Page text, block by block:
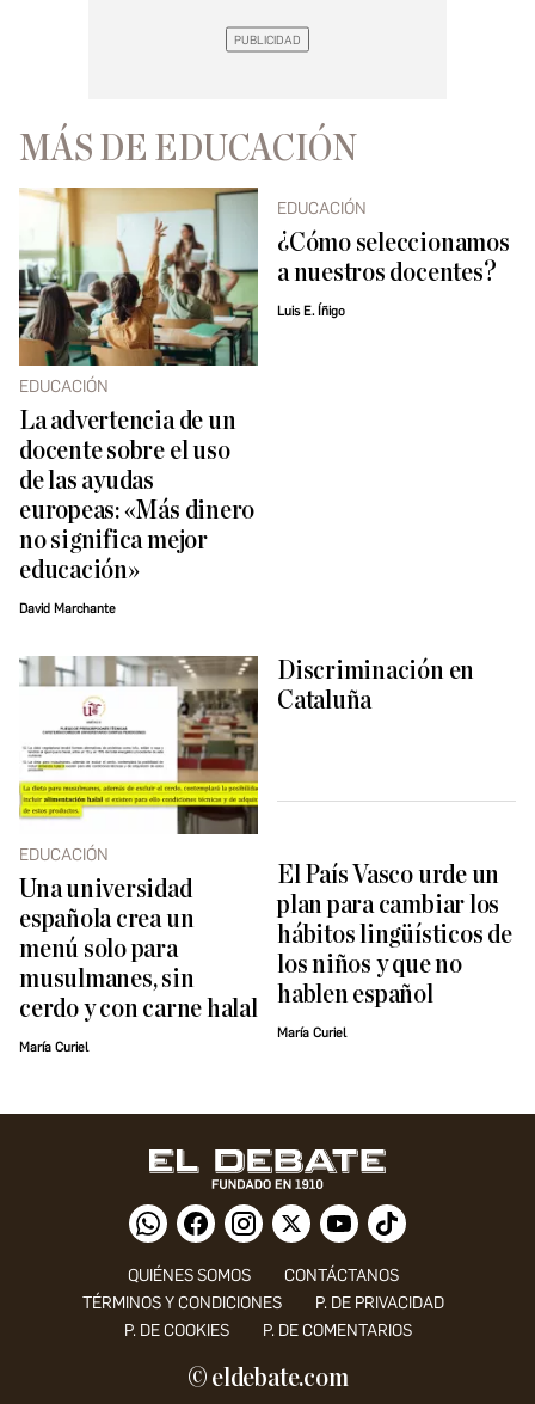
MÁS DE EDUCACIÓN
EDUCACIÓN
La advertencia de un
docente sobre el uso
de las ayudas
europeas: «Más dinero
no significa mejor
educación»
David Marchante
EDUCACIÓN
¿Cómo seleccionamos
a nuestros docentes?
Luis E. Íñigo
EDUCACIÓN
Una universidad
española crea un
menú solo para
musulmanes, sin
cerdo y con carne halal
María Curiel
Discriminación en
Cataluña
El País Vasco urde un
plan para cambiar los
hábitos lingüísticos de
los niños y que no
hablen español
María Curiel
QUIÉNES SOMOS
CONTÁCTANOS
TÉRMINOS Y CONDICIONES
P. DE PRIVACIDAD
P. DE COOKIES
P. DE COMENTARIOS
© eldebate.com